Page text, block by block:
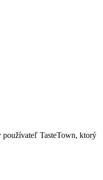
používateľ TasteTown, ktorý